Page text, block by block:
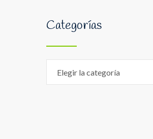
Categorías
Elegir la categoría